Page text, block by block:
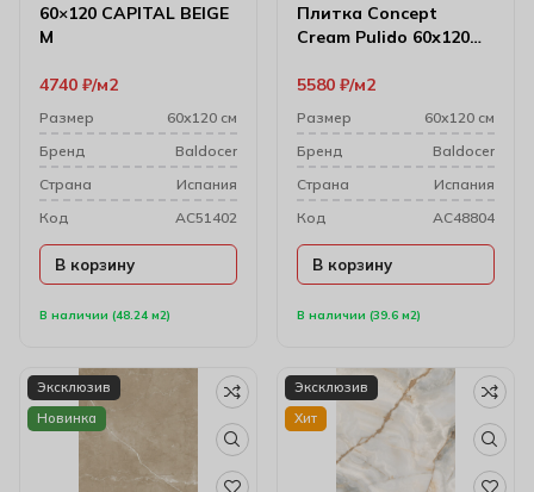
60×120 CAPITAL BEIGE
M
В наличии (48.24 м2)
4740 ₽ м2
Размер
60х120 см
Бренд
Baldocer
Cтрана
Испания
Код
AC51402
В корзину
Плитка Concept
Cream Pulido 60х120
В наличии (39.6 м2)
5580 ₽ м2
Размер
60х120 см
Бренд
Baldocer
Cтрана
Испания
Код
AC48804
В корзину
Эксклюзив
Новинка
Эксклюзив
Хит